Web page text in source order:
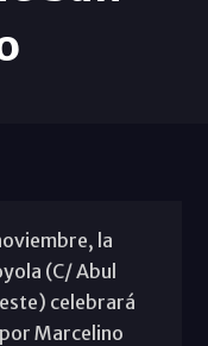
la
(C/ Abul
celebrará
Marcelino